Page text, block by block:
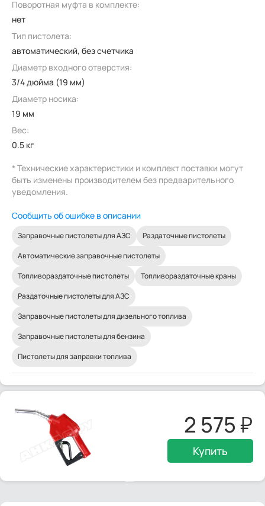
Поворотная муфта в комплекте:
нет
Тип пистолета:
автоматический, без счетчика
Диаметр входного отверстия:
3/4 дюйма (19 мм)
Диаметр носика:
19 мм
Вес:
0.5 кг
* Технические характеристики и комплект поставки могут
быть изменены производителем без предварительного
уведомления.
Сообщить об ошибке в описании
Заправочные пистолеты для АЗС
Раздаточные пистолеты
Автоматические заправочные пистолеты
Топливораздаточные пистолеты
Топливораздаточные краны
Раздаточные пистолеты для АЗС
Заправочные пистолеты для дизельного топлива
Заправочные пистолеты для бензина
Пистолеты для заправки топлива
2 575
Купить